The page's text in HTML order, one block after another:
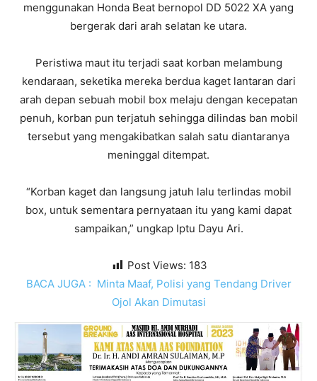
menggunakan Honda Beat bernopol DD 5022 XA yang
bergerak dari arah selatan ke utara.
Peristiwa maut itu terjadi saat korban melambung
kendaraan, seketika mereka berdua kaget lantaran dari
arah depan sebuah mobil box melaju dengan kecepatan
penuh, korban pun terjatuh sehingga dilindas ban mobil
tersebut yang mengakibatkan salah satu diantaranya
meninggal ditempat.
“Korban kaget dan langsung jatuh lalu terlindas mobil
box, untuk sementara pernyataan itu yang kami dapat
sampaikan,” ungkap Iptu Dayu Ari.
Post Views: 183
BACA JUGA : Minta Maaf, Polisi yang Tendang Driver
Ojol Akan Dimutasi